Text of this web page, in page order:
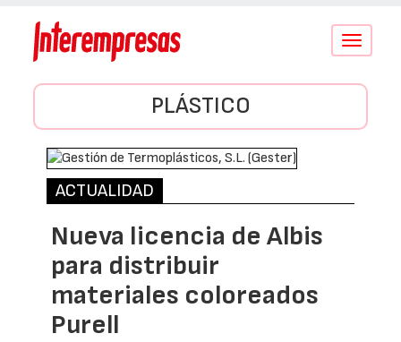
Conmutar
PLÁSTICO
ACTUALIDAD
Nueva licencia de Albis
para distribuir
materiales coloreados
Purell